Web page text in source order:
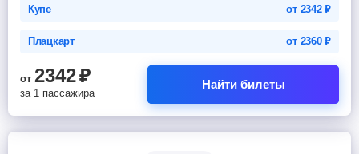
Купе от 2342₽
Плацкарт от 2360₽
от 2342₽
за 1 пассажира
Найти билеты